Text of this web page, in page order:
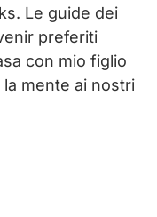
Le guide dei
preferiti
con mio figlio
mente ai nostri